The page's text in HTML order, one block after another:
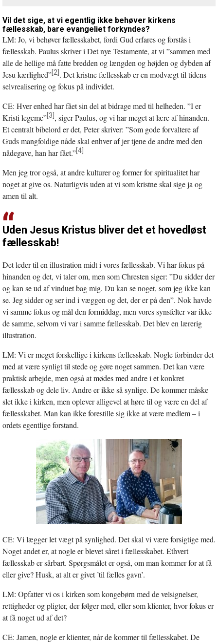
Vil det sige, at vi egentlig ikke behøver kirkens
fællesskab, bare evangeliet forkyndes?
LM: Jo, vi behøver fællesskabet, fordi Gud erfares og forstås i
fællesskab. Paulus skriver i Det nye Testamente, at vi ”sammen med
alle de hellige må fatte bredden og længden og højden og dybden af
Jesu kærlighed” [2] . Det kristne fællesskab er en modvægt til tidens
selvrealisering og fokus på individet.
CE: Hver enhed har fået sin del at bidrage med til helheden. ”I er
Kristi legeme” [3] , siger Paulus, og vi har meget at lære af hinanden.
Et centralt bibelord er det, Peter skriver: ”Som gode forvaltere af
Guds mangfoldige nåde skal enhver af jer tjene de andre med den
nådegave, han har fået.” [4]
Men jeg tror også, at andre kulturer og former for spiritualitet har
noget at give os. Naturligvis uden at vi som kristne skal sige ja og
amen til alt.
Uden Jesus Kristus bliver det et hovedløst
fællesskab!
Det leder til en illustration midt i vores fællesskab. Vi har fokus på
hinanden og det, vi taler om, men som Chresten siger: ”Du sidder der
og kan se ud af vinduet bag mig. Du kan se noget, som jeg ikke kan
se. Jeg sidder og ser ind i væggen og det, der er på den”. Nok havde
vi samme fokus og mål den formiddag, men vores synsfelter var ikke
de samme, selvom vi var i samme fællesskab. Det blev en lærerig
illustration.
LM: Vi er meget forskellige i kirkens fællesskab. Nogle forbinder det
med at være synligt til stede og gøre noget sammen. Det kan være
praktisk arbejde, men også at mødes med andre i et konkret
fællesskab og dele liv. Andre er ikke så synlige. De kommer måske
slet ikke i kirken, men oplever alligevel at høre til og være en del af
fællesskabet. Man kan ikke forestille sig ikke at være medlem – i
ordets egentlige forstand.
CE: Vi lægger let vægt på synlighed. Det skal vi være forsigtige med.
Noget andet er, at nogle er blevet såret i fællesskabet. Ethvert
fællesskab er sårbart. Spørgsmålet er også, om man kommer for at få
eller give? Husk, at alt er givet ’til fælles gavn’.
LM: Opfatter vi os i kirken som kongebørn med de velsignelser,
rettigheder og pligter, der følger med, eller som klienter, hvor fokus er
at få noget ud af det?
CE: Jamen, nogle er klienter, når de kommer til fællesskabet. De